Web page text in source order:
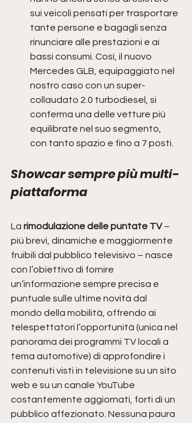
sui veicoli pensati per trasportare
tante persone e bagagli senza
rinunciare alle prestazioni e ai
bassi consumi. Così, il nuovo
Mercedes GLB, equipaggiato nel
nostro caso con un super-
collaudato 2.0 turbodiesel, si
conferma una delle vetture più
equilibrate nel suo segmento,
con tanto spazio e fino a 7 posti.
Showcar sempre più multi-
piattaforma
La rimodulazione delle puntate TV –
più brevi, dinamiche e maggiormente
fruibili dal pubblico televisivo – nasce
con l’obiettivo di fornire
un’informazione sempre precisa e
puntuale sulle ultime novità dal
mondo della mobilità, offrendo ai
telespettatori l’opportunità (unica nel
panorama dei programmi TV locali a
tema automotive) di approfondire i
contenuti visti in televisione su un sito
web e su un canale YouTube
costantemente aggiornati, forti di un
pubblico affezionato. Nessuna paura